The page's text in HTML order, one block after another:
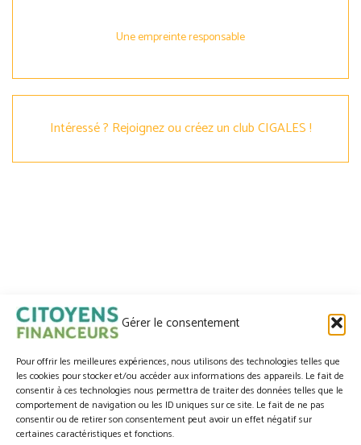
Gérer le consentement
Pour offrir les meilleures expériences, nous utilisons des technologies telles que
les cookies pour stocker et/ou accéder aux informations des appareils. Le fait de
consentir à ces technologies nous permettra de traiter des données telles que le
comportement de navigation ou les ID uniques sur ce site. Le fait de ne pas
consentir ou de retirer son consentement peut avoir un effet négatif sur
certaines caractéristiques et fonctions.
Une empreinte responsable
Intéressé ? Rejoignez ou créez un club CIGALES !
par
Accueil
Nous contacter
Identification